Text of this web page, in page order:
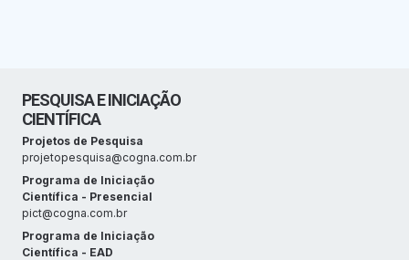
PESQUISA E INICIAÇÃO
CIENTÍFICA
Projetos de Pesquisa
projetopesquisa@cogna.com.br
Programa de Iniciação
Científica - Presencial
pict@cogna.com.br
Programa de Iniciação
Científica - EAD